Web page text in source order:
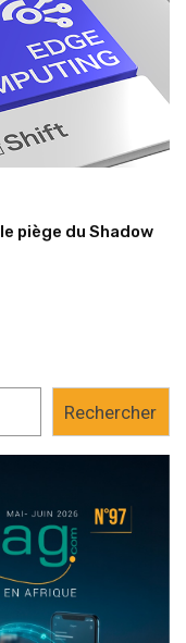
piège du Shadow
Rechercher